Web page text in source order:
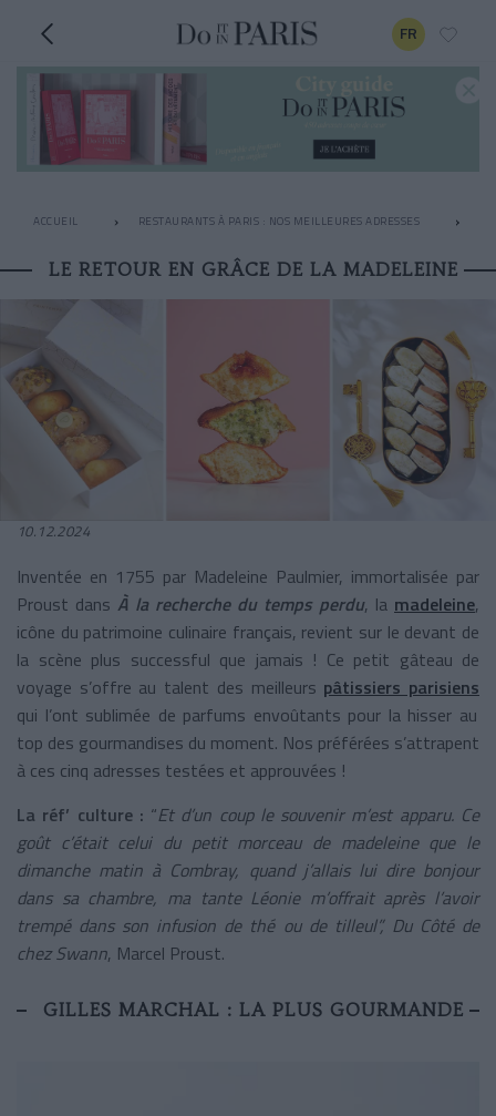
FR
ACCUEIL RESTAURANTS À PARIS : NOS MEILLEURES ADRESSES
LE RETOUR EN GRÂCE DE LA MADELEINE
10.12.2024
Inventée en 1755 par Madeleine Paulmier, immortalisée par
Proust dans À la recherche du temps perdu, la madeleine,
icône du patrimoine culinaire français, revient sur le devant de
la scène plus successful que jamais ! Ce petit gâteau de
voyage s’offre au talent des meilleurs pâtissiers parisiens
qui l’ont sublimée de parfums envoûtants pour la hisser au
top des gourmandises du moment. Nos préférées s’attrapent
à ces cinq adresses testées et approuvées !
La réf’ culture : “Et d’un coup le souvenir m’est apparu. Ce
goût c’était celui du petit morceau de madeleine que le
dimanche matin à Combray, quand j’allais lui dire bonjour
dans sa chambre, ma tante Léonie m’offrait après l’avoir
trempé dans son infusion de thé ou de tilleul”, Du Côté de
chez Swann, Marcel Proust.
GILLES MARCHAL : LA PLUS GOURMANDE